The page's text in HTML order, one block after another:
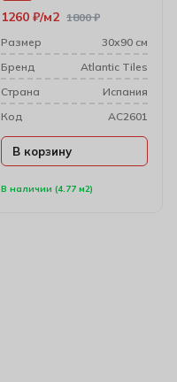
В наличии (4.77 м2)
1800₽
1260 ₽ м2
Размер
30х90 см
Бренд
Atlantic Tiles
Cтрана
Испания
Код
AC2601
В корзину